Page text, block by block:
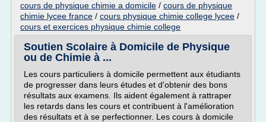
cours de physique chimie a domicile / cours de physique
chimie lycee france / cours physique chimie college lycee /
cours et exercices physique chimie college
Soutien Scolaire à Domicile de Physique
ou de Chimie à ...
Les cours particuliers à domicile permettent aux étudiants
de progresser dans leurs études et d'obtenir des bons
résultats aux examens. Ils aident également à rattraper
les retards dans les cours et contribuent à l'amélioration
des résultats et à se perfectionner. Les cours à domicile